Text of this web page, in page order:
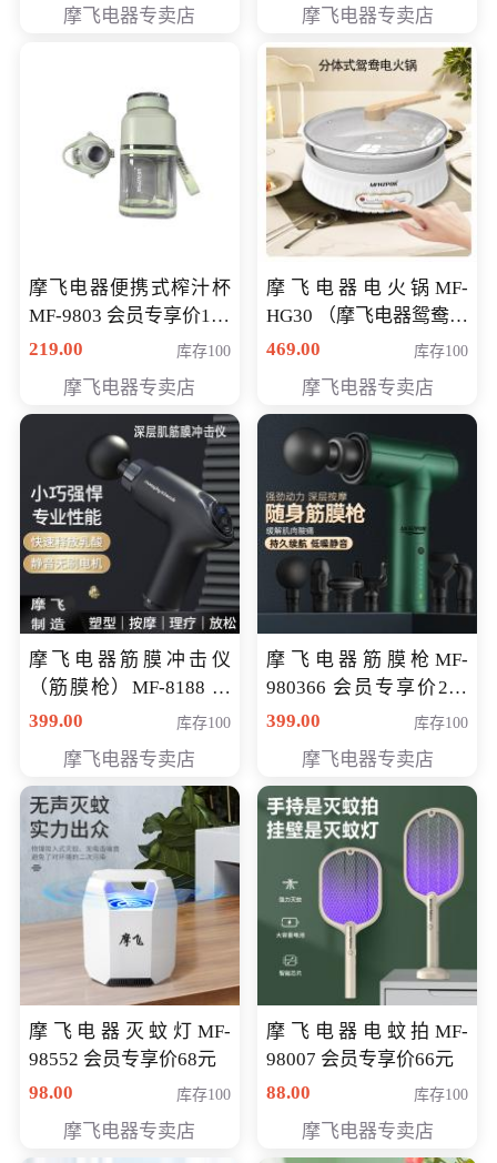
摩飞电器专卖店 摩飞电器专卖店
摩飞电器便携式榨汁杯
MF-9803 会员专享价138
元
219.00 库存100
摩飞电器专卖店
摩飞电器电火锅MF-
HG30 （摩飞电器鸳鸯锅
MF-HG30 ） 会员专享价
469.00 库存100
摩飞电器专卖店
摩飞电器筋膜冲击仪
（筋膜枪）MF-8188 会
员专享价268元
399.00 库存100
摩飞电器专卖店
摩飞电器筋膜枪MF-
980366 会员专享价299
元
399.00 库存100
摩飞电器专卖店
摩飞电器灭蚊灯MF-
98552 会员专享价68元
98.00
库存100
摩飞电器专卖店
摩飞电器电蚊拍MF-
98007 会员专享价66元
88.00
库存100
摩飞电器专卖店